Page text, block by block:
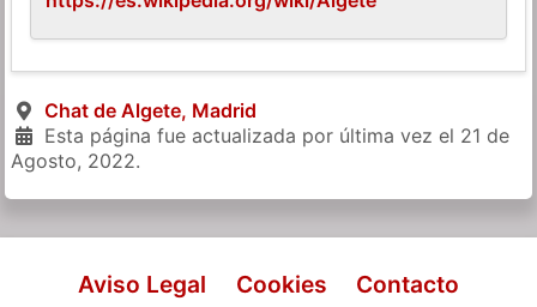
Chat de Algete, Madrid
Esta página fue actualizada por última vez el 21 de
Agosto, 2022.
Aviso Legal Cookies Contacto